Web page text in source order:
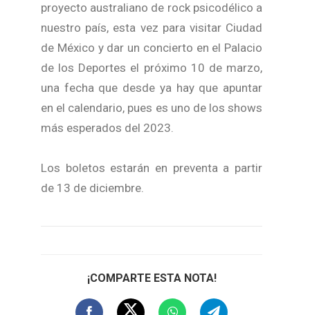
proyecto australiano de rock psicodélico a
nuestro país, esta vez para visitar Ciudad
de México y dar un concierto en el Palacio
de los Deportes el próximo 10 de marzo,
una fecha que desde ya hay que apuntar
en el calendario, pues es uno de los shows
más esperados del 2023.
Los boletos estarán en preventa a partir
de 13 de diciembre.
¡COMPARTE ESTA NOTA!